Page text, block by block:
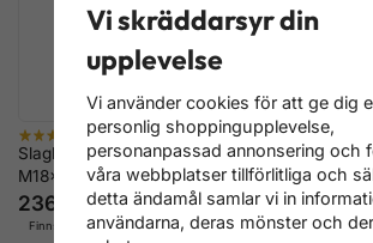
Slaghammare Adapter
M18x1,5 till M14x1,5 Injektor
236 kr
Finns i lager
M18x1,5 till
340 kr
Finns i lager
Vi skräddarsyr din
upplevelse
Vi använder cookies för att ge dig
personlig shoppingupplevelse,
personanpassad annonsering och
våra webbplatser tillförlitliga och
detta ändamål samlar vi in
användarna, deras mönster och